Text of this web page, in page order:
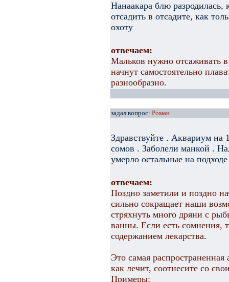
Нанаакара блю разродилась,
отсадить в отсадите, как
охоту
отвечаем:
Мальков нужно отсаживать
начнут самостоятельно
разнообразно.
задал вопрос: Роман
Здравствуйте . Аквариум на
сомов . Заболели манкой .
умерло остальные на
отвечаем:
Поздно заметили и поздно
сильно сокращает наши
стряхнуть много дряни с
ванны. Если есть сомнения,
содержанием лекарства.
Это самая
как лечит, соотнесите со
Примеры: